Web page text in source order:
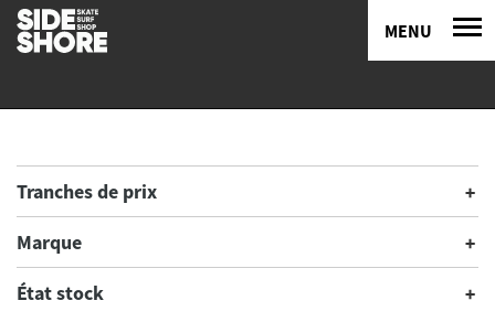
MENU
Tranches de prix
Marque
État stock